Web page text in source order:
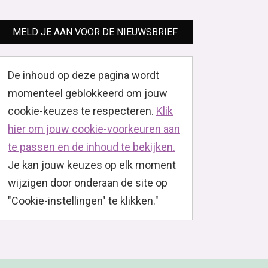
MELD JE AAN VOOR DE NIEUWSBRIEF
De inhoud op deze pagina wordt
momenteel geblokkeerd om jouw
cookie-keuzes te respecteren. Klik
hier om jouw cookie-voorkeuren aan
te passen en de inhoud te bekijken.
Je kan jouw keuzes op elk moment
wijzigen door onderaan de site op
"Cookie-instellingen" te klikken."